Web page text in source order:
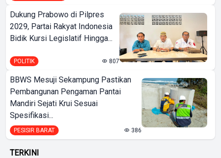
Dukung Prabowo di Pilpres
2029, Partai Rakyat Indonesia
Bidik Kursi Legislatif Hingga...
POLITIK 807
BBWS Mesuji Sekampung Pastikan
Pembangunan Pengaman Pantai
Mandiri Sejati Krui Sesuai
Spesifikasi...
PESISIR BARAT 386
TERKINI